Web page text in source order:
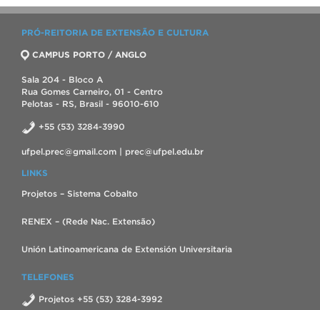
PRÓ-REITORIA DE EXTENSÃO E CULTURA
CAMPUS PORTO / ANGLO
Sala 204 - Bloco A
Rua Gomes Carneiro, 01 - Centro
Pelotas - RS, Brasil - 96010-610
+55 (53) 3284-3990
ufpel.prec@gmail.com | prec@ufpel.edu.br
LINKS
Projetos – Sistema Cobalto
RENEX – (Rede Nac. Extensão)
Unión Latinoamericana de Extensión Universitaria
TELEFONES
Projetos +55 (53) 3284-3992